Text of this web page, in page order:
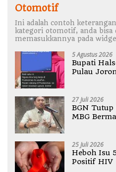
Otomotif
Ini adalah contoh
kategori otomotif, anda bisa
memasukkannya pada
5 Agustus 2026
Bupati
Pulau
27 Juli 2026
BGN
MBG
25 Juli 2026
Heboh Isu
Positif HIV